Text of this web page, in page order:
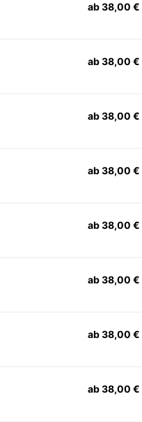
ab 38,00 €
ab 38,00 €
ab 38,00 €
ab 38,00 €
ab 38,00 €
ab 38,00 €
ab 38,00 €
ab 38,00 €